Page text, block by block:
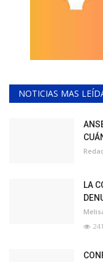
NOTICIAS MAS
LA